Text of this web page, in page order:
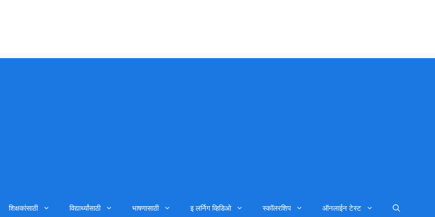
शिक्षकांसाठी विद्यार्थ्यांसाठी भाषणासाठी इ लर्निग व्हिडिओ स्कॉलरशिप ऑनलाईन टेस्ट